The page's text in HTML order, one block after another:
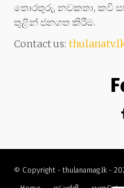
තොරතුරු, නවකතා, කවි
තුළින් ජනගත කිරීම.
Contact us:
© Copyright - thulanamag.lk -